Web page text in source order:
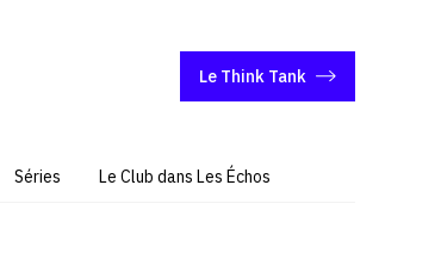
Le Think Tank
Séries Le Club dans Les Échos